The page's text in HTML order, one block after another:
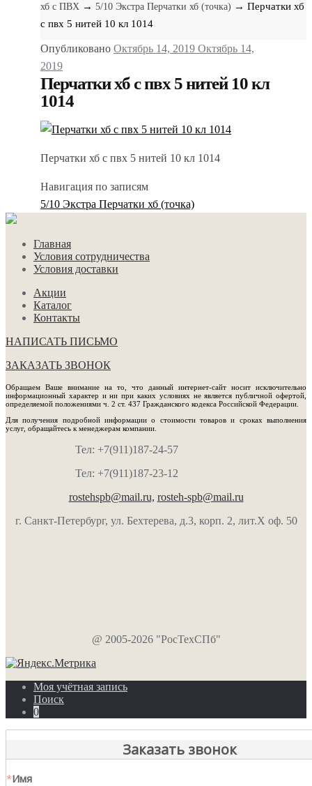
хб с ПВХ → 5/10 Экстра Перчатки хб (точка) → Перчатки хб
с пвх 5 нитей 10 кл 1014
Опубликовано Октябрь 14, 2019 Октябрь 14,
2019
Перчатки хб с пвх 5 нитей 10 кл
1014
Перчатки хб с пвх 5 нитей 10 кл 1014
Навигация по записям
5/10 Экстра Перчатки хб (точка)
Главная
Условия сотрудничества
Условия доставки
Акции
Каталог
Контакты
НАПИСАТЬ ПИСЬМО
ЗАКАЗАТЬ ЗВОНОК
Обращаем Ваше внимание на то, что данный интернет-сайт носит исключительно
информационный характер и ни при каких условиях не является публичной офертой,
определяемой положениями ч. 2 ст. 437 Гражданского кодекса Российской Федерации.
Для получения подробной информации о стоимости товаров и сроках выполнения
услуг, обращайтесь к менеджерам компании.
Тел: +7(911)187-24-57
Тел: +7(911)187-23-12
rostehspb@mail.ru, rosteh-spb@mail.ru
г. Санкт-Петербург, ул. Бехтерева, д.3, корп. 2, лит.Х оф. 50
@ 2005-2026 "РосТехСПб"
Моя учётная запись
Поиск
0
Заказать звонок
*Имя